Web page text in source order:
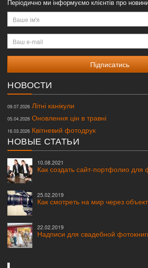
Періодично ми інформуємо клієнтів про новини
Ваше
ім'я
Ваш
e-
mail
НОВОСТИ
09.07.2026 Літні канікули
05.04.2026 Оновлення цін в травні
16.03.2026 Квітневий фотодрук
НОВЫЕ СТАТЬИ
10.08.2021
Как создать сайт-портфолио для
25.02.2019
Как смотреть на мир через
22.02.2019
Надписи для свадебной